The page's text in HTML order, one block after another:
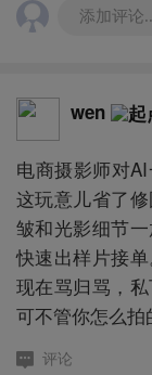
添加评论
wen
电商摄影师对
这玩意儿省了
皱和光影细节
快速出样片接
现在骂归骂，
可不管你怎么拍
评论